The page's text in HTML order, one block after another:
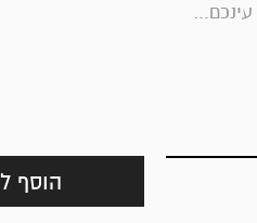
עינכם…
הוסף